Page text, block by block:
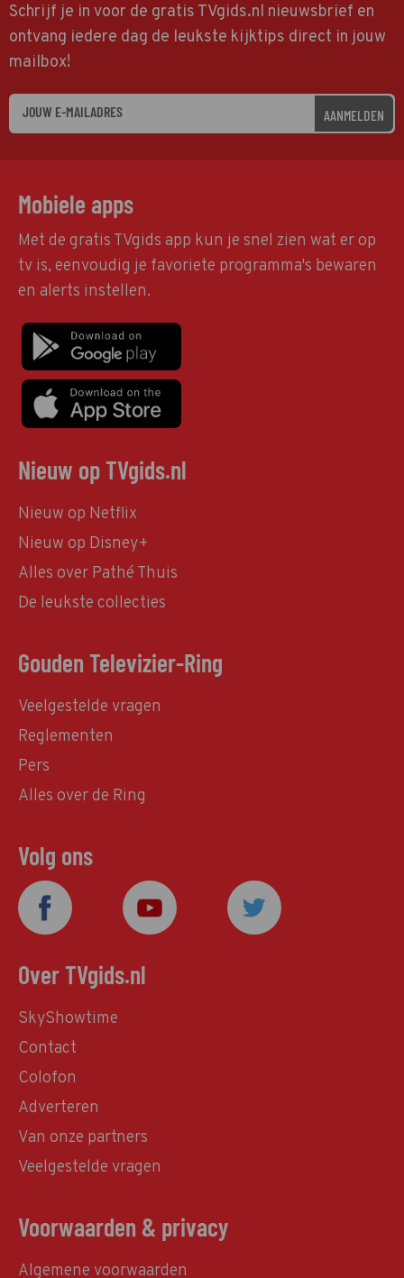
Schrijf je in voor de gratis TVgids.nl nieuwsbrief en
ontvang iedere dag de leukste kijktips direct in jouw
mailbox!
AANMELDEN
Mobiele apps
Met de gratis TVgids app kun je snel zien wat er op
tv is, eenvoudig je favoriete programma's bewaren
en alerts instellen.
Nieuw op TVgids.nl
Nieuw op Netflix
Nieuw op Disney+
Alles over Pathé Thuis
De leukste collecties
Gouden Televizier-Ring
Veelgestelde vragen
Reglementen
Pers
Alles over de Ring
Volg ons
Over TVgids.nl
SkyShowtime
Contact
Colofon
Adverteren
Van onze partners
Veelgestelde vragen
Voorwaarden & privacy
Algemene voorwaarden